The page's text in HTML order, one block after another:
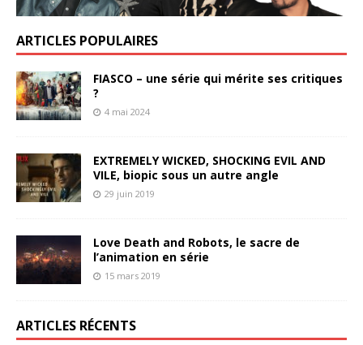
ARTICLES POPULAIRES
FIASCO – une série qui mérite ses critiques
?
4 mai 2024
EXTREMELY WICKED, SHOCKING EVIL AND
VILE, biopic sous un autre angle
29 juin 2019
Love Death and Robots, le sacre de
l’animation en série
15 mars 2019
ARTICLES RÉCENTS